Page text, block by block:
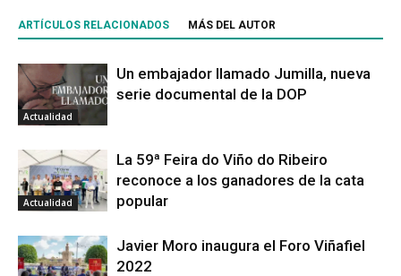
ARTÍCULOS RELACIONADOS MÁS DEL AUTOR
Actualidad
Un embajador llamado Jumilla, nueva
serie documental de la DOP
Actualidad
La 59ª Feira do Viño do Ribeiro
reconoce a los ganadores de la cata
popular
Javier Moro inaugura el Foro Viñafiel
2022